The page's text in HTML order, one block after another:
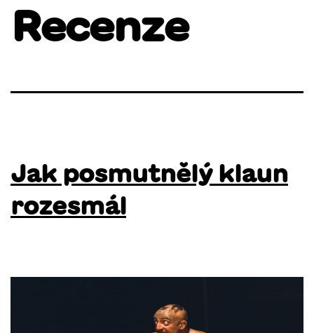
Recenze
Jak posmutnělý klaun
rozesmál